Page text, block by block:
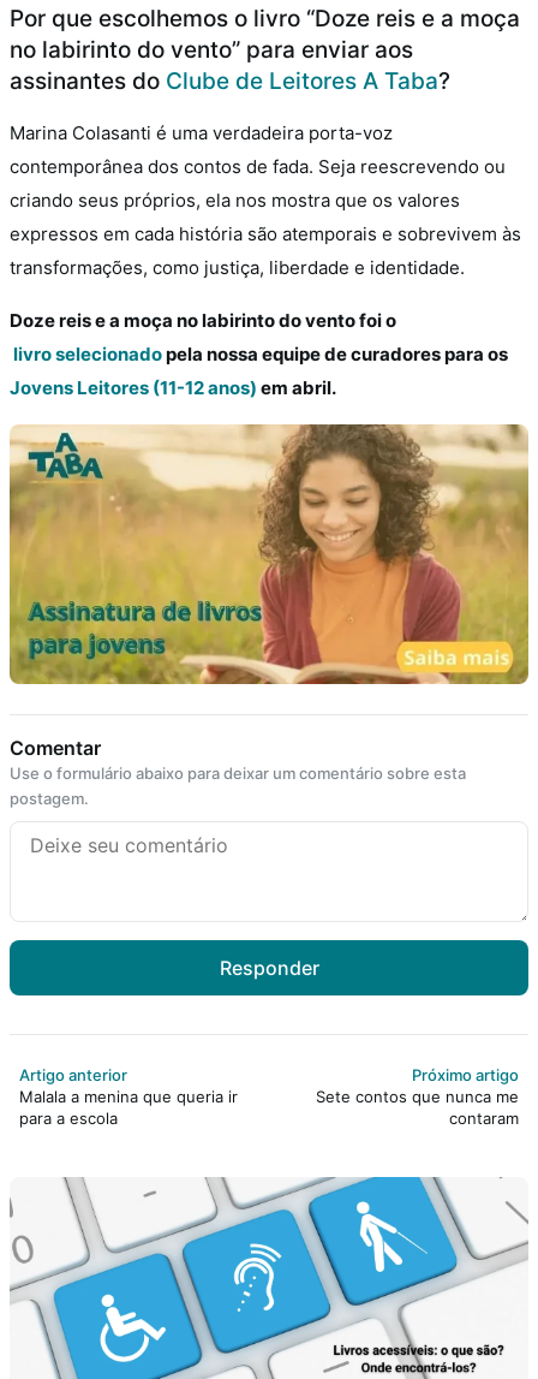
Por que escolhemos o livro “Doze reis e a moça
no labirinto do vento” para enviar aos
assinantes do Clube de Leitores A Taba?
Marina Colasanti é uma verdadeira porta-voz
contemporânea dos contos de fada. Seja reescrevendo ou
criando seus próprios, ela nos mostra que os valores
expressos em cada história são atemporais e sobrevivem às
transformações, como justiça, liberdade e identidade.
Doze reis e a moça no labirinto do vento foi o
livro selecionadopela nossa equipe de curadores para os
Jovens Leitores (11-12 anos) em abril.
Comentar
Use o formulário abaixo para deixar um comentário sobre esta
postagem.
Responder
Artigo anterior
Malala a menina que queria ir
para a escola
Próximo artigo
Sete contos que nunca me
contaram